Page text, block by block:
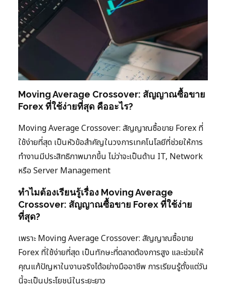
Moving Average Crossover: สัญญาณซื้อขาย
Forex ที่ใช้ง่ายที่สุด คืออะไร?
Moving Average Crossover: สัญญาณซื้อขาย Forex ที่
ใช้ง่ายที่สุด เป็นหัวข้อสำคัญในวงการเทคโนโลยีที่ช่วยให้การ
ทำงานมีประสิทธิภาพมากขึ้น ไม่ว่าจะเป็นด้าน IT, Network
หรือ Server Management
ทำไมต้องเรียนรู้เรื่อง Moving Average
Crossover: สัญญาณซื้อขาย Forex ที่ใช้ง่าย
ที่สุด?
เพราะ Moving Average Crossover: สัญญาณซื้อขาย
Forex ที่ใช้ง่ายที่สุด เป็นทักษะที่ตลาดต้องการสูง และช่วยให้
คุณแก้ปัญหาในงานจริงได้อย่างมืออาชีพ การเรียนรู้ตั้งแต่วัน
นี้จะเป็นประโยชน์ในระยะยาว